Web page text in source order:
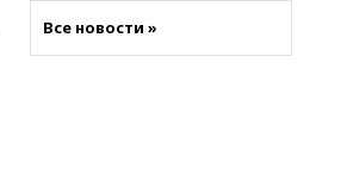
Все новости »